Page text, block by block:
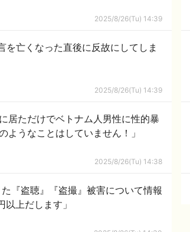
2025/8/26(Tu) 14:39
亡くなった直後に反故にしてしま
2025/8/26(Tu) 14:39
居ただけでベトナム人男性に性的暴
うなことはしていません！」
2025/8/26(Tu) 14:38
『盗聴』『盗撮』被害について情報
上だします」